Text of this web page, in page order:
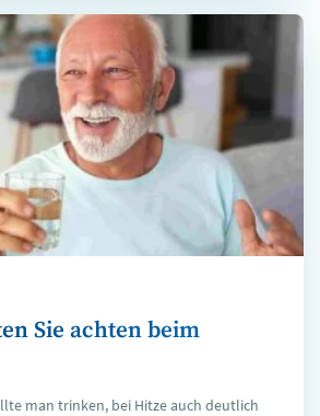
Sie achten beim
man trinken, bei Hitze auch deutlich